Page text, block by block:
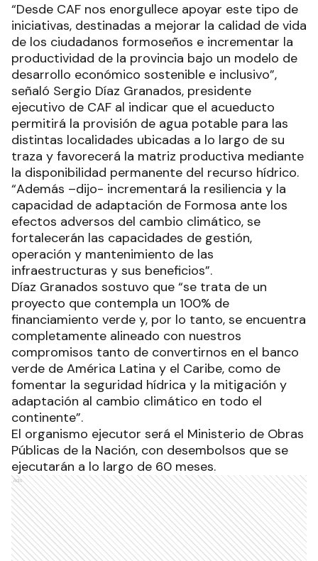
“Desde CAF nos enorgullece apoyar este tipo de
iniciativas, destinadas a mejorar la calidad de vida
de los ciudadanos formoseños e incrementar la
productividad de la provincia bajo un modelo de
desarrollo económico sostenible e inclusivo”,
señaló Sergio Díaz Granados, presidente
ejecutivo de CAF al indicar que el acueducto
permitirá la provisión de agua potable para las
distintas localidades ubicadas a lo largo de su
traza y favorecerá la matriz productiva mediante
la disponibilidad permanente del recurso hídrico.
“Además –dijo- incrementará la resiliencia y la
capacidad de adaptación de Formosa ante los
efectos adversos del cambio climático, se
fortalecerán las capacidades de gestión,
operación y mantenimiento de las
infraestructuras y sus beneficios”.
Díaz Granados sostuvo que “se trata de un
proyecto que contempla un 100% de
financiamiento verde y, por lo tanto, se encuentra
completamente alineado con nuestros
compromisos tanto de convertirnos en el banco
verde de América Latina y el Caribe, como de
fomentar la seguridad hídrica y la mitigación y
adaptación al cambio climático en todo el
continente”.
El organismo ejecutor será el Ministerio de Obras
Públicas de la Nación, con desembolsos que se
ejecutarán a lo largo de 60 meses.
Ads